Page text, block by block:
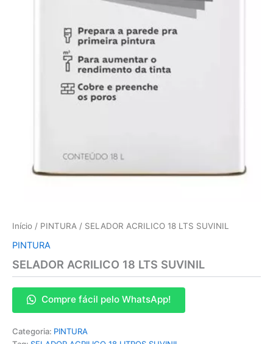
Início / PINTURA / SELADOR ACRILICO 18 LTS SUVINIL
PINTURA
SELADOR ACRILICO 18 LTS SUVINIL
Compre fácil pelo WhatsApp!
Categoria: PINTURA